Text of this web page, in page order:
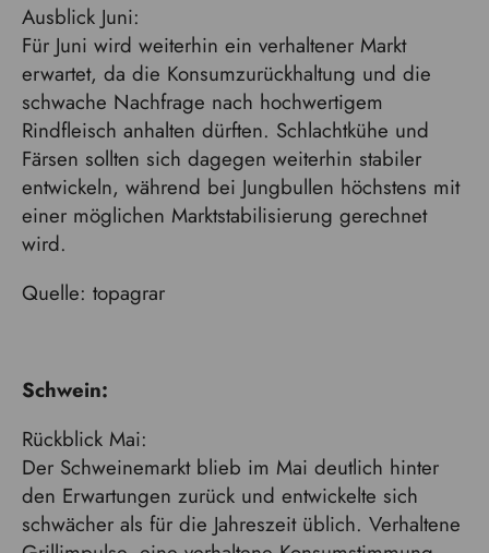
Ausblick Juni:
Für Juni wird weiterhin ein verhaltener Markt
erwartet, da die Konsumzurückhaltung und die
schwache Nachfrage nach hochwertigem
Rindfleisch anhalten dürften. Schlachtkühe und
Färsen sollten sich dagegen weiterhin stabiler
entwickeln, während bei Jungbullen höchstens mit
einer möglichen Marktstabilisierung gerechnet
wird.
Quelle: topagrar
Schwein:
Rückblick Mai:
Der Schweinemarkt blieb im Mai deutlich hinter
den Erwartungen zurück und entwickelte sich
schwächer als für die Jahreszeit üblich. Verhaltene